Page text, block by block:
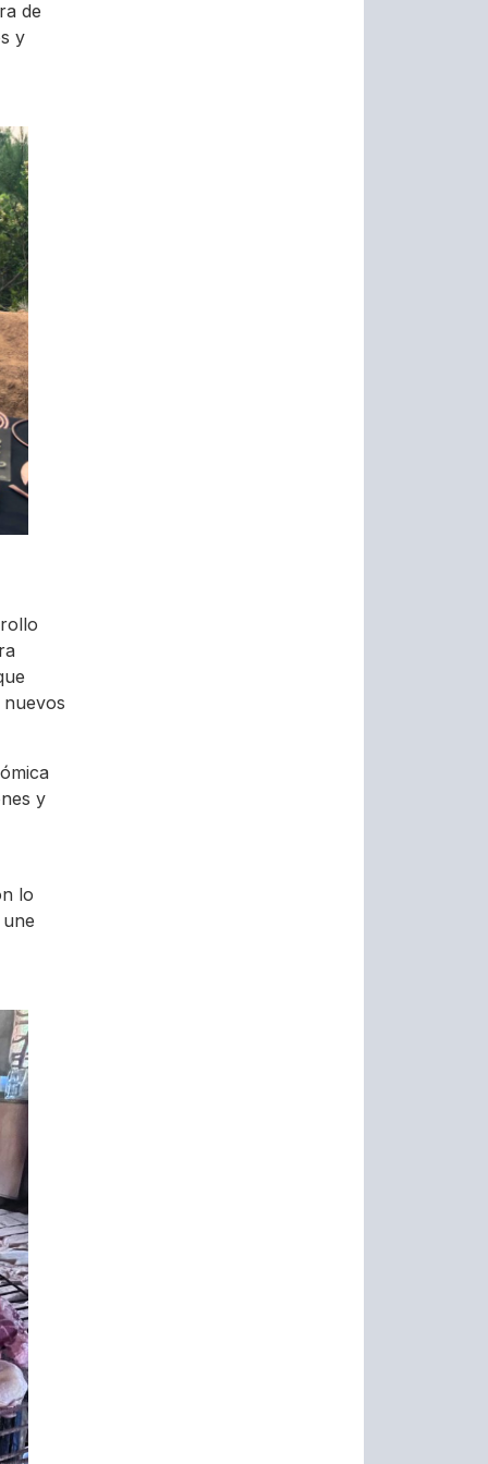
de
y
y
lo